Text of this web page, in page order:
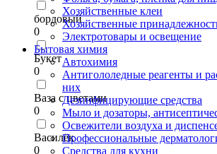
бордовый
0
Букет
0
Ваза с цветами
0
Василёк
0
Хозяйственные клеи
Хозяйственные
Электротовары и освещение
Бытовая химия
Автохимия
Антигололедные реагенты и
них
Дезинфицирующие средства
Мыло и дозаторы,
Освежители воздуха и
Профессиональные
Средства для кухни